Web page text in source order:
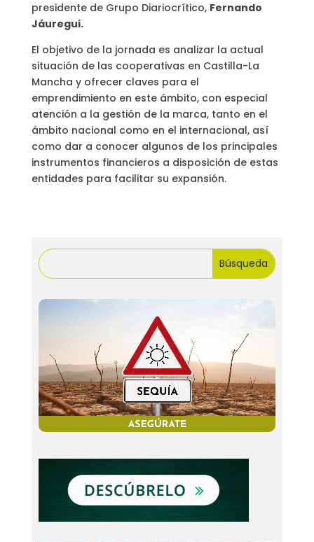
presidente de Grupo Diariocrítico, Fernando
Jáuregui.
El objetivo de la jornada es analizar la actual
situación de las cooperativas en Castilla-La
Mancha y ofrecer claves para el
emprendimiento en este ámbito, con especial
atención a la gestión de la marca, tanto en el
ámbito nacional como en el internacional, así
como dar a conocer algunos de los principales
instrumentos financieros a disposición de estas
entidades para facilitar su expansión.